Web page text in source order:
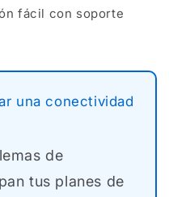
fácil con soporte
una conectividad
de
tus planes de